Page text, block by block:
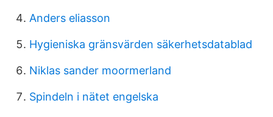
Anders eliasson
Hygieniska gränsvärden säkerhetsdatablad
Niklas sander moormerland
Spindeln i nätet engelska